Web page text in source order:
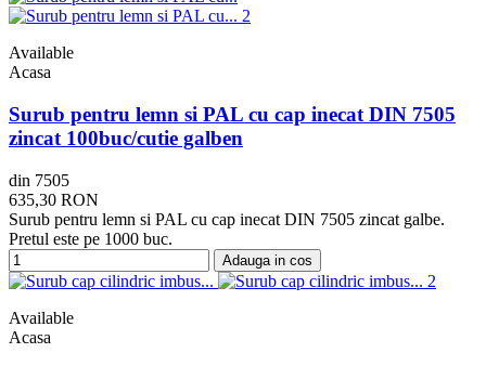
Available
Acasa
Surub pentru lemn si PAL cu cap inecat DIN 7505
zincat 100buc/cutie galben
din 7505
635,30 RON
Surub pentru lemn si PAL cu cap inecat DIN 7505 zincat galbe.
Pretul este pe 1000 buc.
Adauga in cos
Available
Acasa